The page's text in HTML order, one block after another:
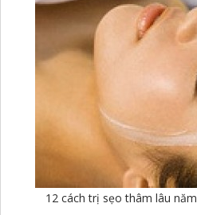
12 cách trị sẹo thâm lâu